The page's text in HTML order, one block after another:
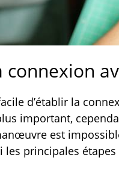
d’établir la
important,
est
les principales